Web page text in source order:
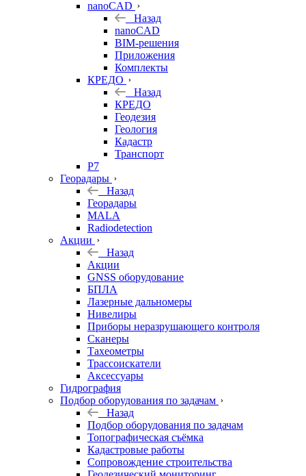
nanoCAD
Назад
nanoCAD
BIM-решения
Приложения
Комплекты
КРЕДО
Назад
КРЕДО
Геодезия
Геология
Кадастр
Транспорт
Р7
Георадары
Назад
Георадары
MALA
Radiodetection
Акции
Назад
Акции
GNSS оборудование
БПЛА
Лазерные дальномеры
Нивелиры
Приборы неразрушающего контроля
Сканеры
Тахеометры
Трассоискатели
Аксессуары
Гидрография
Подбор оборудования по задачам
Назад
Подбор оборудования по задачам
Топографическая съёмка
Кадастровые работы
Сопровождение строительства